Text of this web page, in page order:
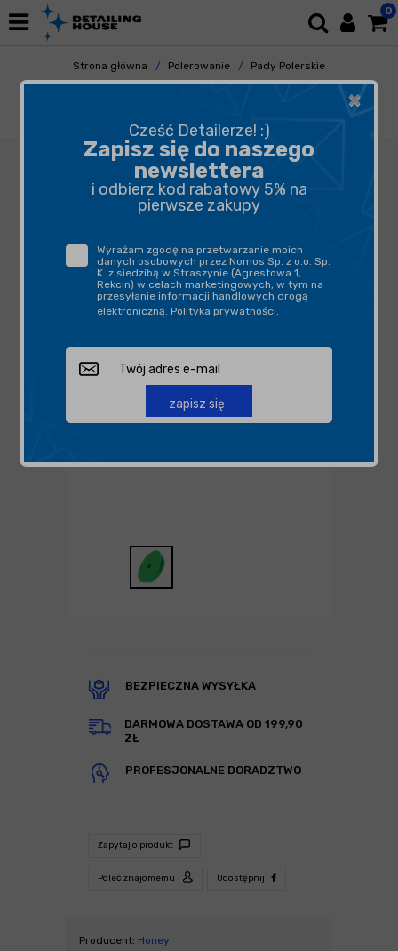
0
Strona główna Polerowanie
Pady Polerskie
Gąbki Polerskie
BEZPIECZNA WYSYŁKA
DARMOWA DOSTAWA OD 199,90
ZŁ
PROFESJONALNE DORADZTWO
Zapytaj o produkt
Poleć znajomemu Udostępnij
Producent: Honey
×
Cześć Detailerze! :)
Zapisz się do naszego
newslettera
i odbierz kod rabatowy 5% na
pierwsze zakupy
Wyrażam zgodę na przetwarzanie moich
danych osobowych przez Nomos Sp. z o.o. Sp.
K. z siedzibą w Straszynie (Agrestowa 1,
Rekcin) w celach marketingowych, w tym na
przesyłanie informacji handlowych drogą
elektroniczną. Polityka prywatności.
zapisz się